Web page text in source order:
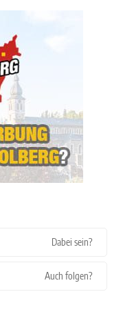
Dabei sein?
Auch folgen?